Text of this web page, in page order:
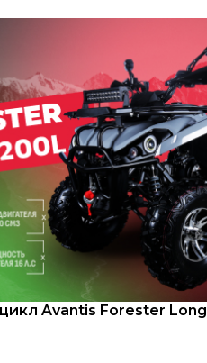
Avantis Forester Long